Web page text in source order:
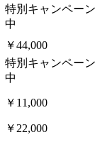
特別キャンペーン
中
￥44,000
特別キャンペーン
中
￥11,000
￥22,000